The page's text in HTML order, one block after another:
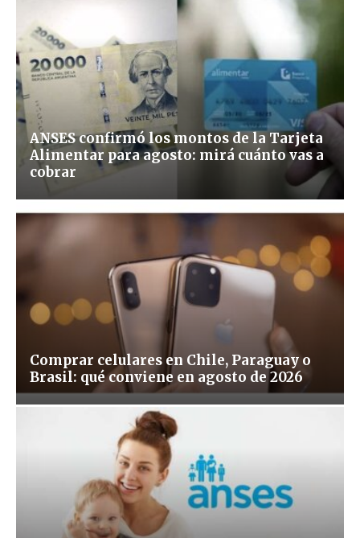
ANSES confirmó los montos de la Tarjeta
Alimentar para agosto: mirá cuánto vas a
cobrar
Comprar celulares en Chile, Paraguay o
Brasil: qué conviene en agosto de 2026